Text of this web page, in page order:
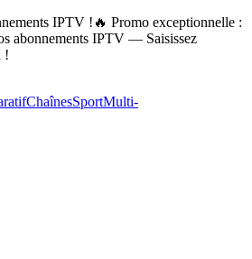
IPTV ! 🔥 Promo exceptionnelle :
abonnements IPTV — Saisissez
!
ChaînesSportMulti-